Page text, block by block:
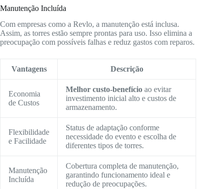
Manutenção Incluída
Com empresas como a Revlo, a manutenção está inclusa.
Assim, as torres estão sempre prontas para uso. Isso elimina a
preocupação com possíveis falhas e reduz gastos com reparos.
Vantagens Descrição
Economia
de Custos
Melhor custo-benefício ao evitar
investimento inicial alto e custos de
armazenamento.
Flexibilidade
e Facilidade
Status de adaptação conforme
necessidade do evento e escolha de
diferentes tipos de torres.
Manutenção
Incluída
Cobertura completa de manutenção,
garantindo funcionamento ideal e
redução de preocupações.